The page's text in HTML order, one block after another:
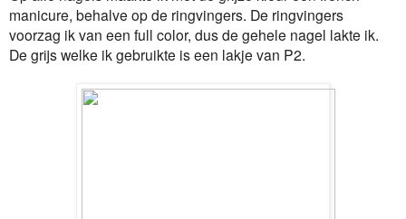
manicure, behalve op de ringvingers. De ringvingers
voorzag ik van een full color, dus de gehele nagel lakte ik.
De grijs welke ik gebruikte is een lakje van P2.